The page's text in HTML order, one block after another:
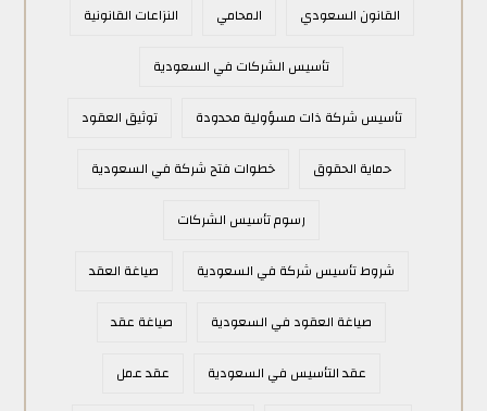
القانون السعودي المحامي النزاعات القانونية
تأسيس الشركات في السعودية
تأسيس شركة ذات مسؤولية محدودة توثيق العقود
حماية الحقوق خطوات فتح شركة في السعودية
رسوم تأسيس الشركات
شروط تأسيس شركة في السعودية صياغة العقد
صياغة العقود في السعودية صياغة عقد
عقد التأسيس في السعودية عقد عمل